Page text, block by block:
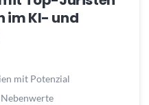
im KI- und
mit Potenzial